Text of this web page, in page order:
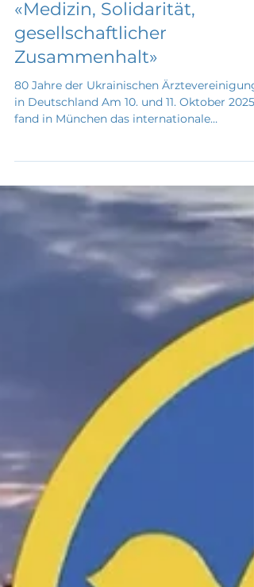
28. Jan.
Aktivitäten
«Medizin, Solidarität,
gesellschaftlicher
80 Jahre der Ukrainischen Ärztevereinigung
fand in München das internationale
Jubiläumstreffen „Medizin, Solidarität,
gesellschaftlicher Zusammenhalt“ statt, das
dem 80-jährigen Bestehen der Ukrainischen
Ärztevereinigung in Deutschland gewidmet
war. Im Rahmen der Veranstaltung wurde
das interdisziplinäre wissenschaftlich-
praktische Symposium „Medizin im
Ausnahmezustand – Herausforderungen in
der Ukraine während des Krieges“ abgehalte